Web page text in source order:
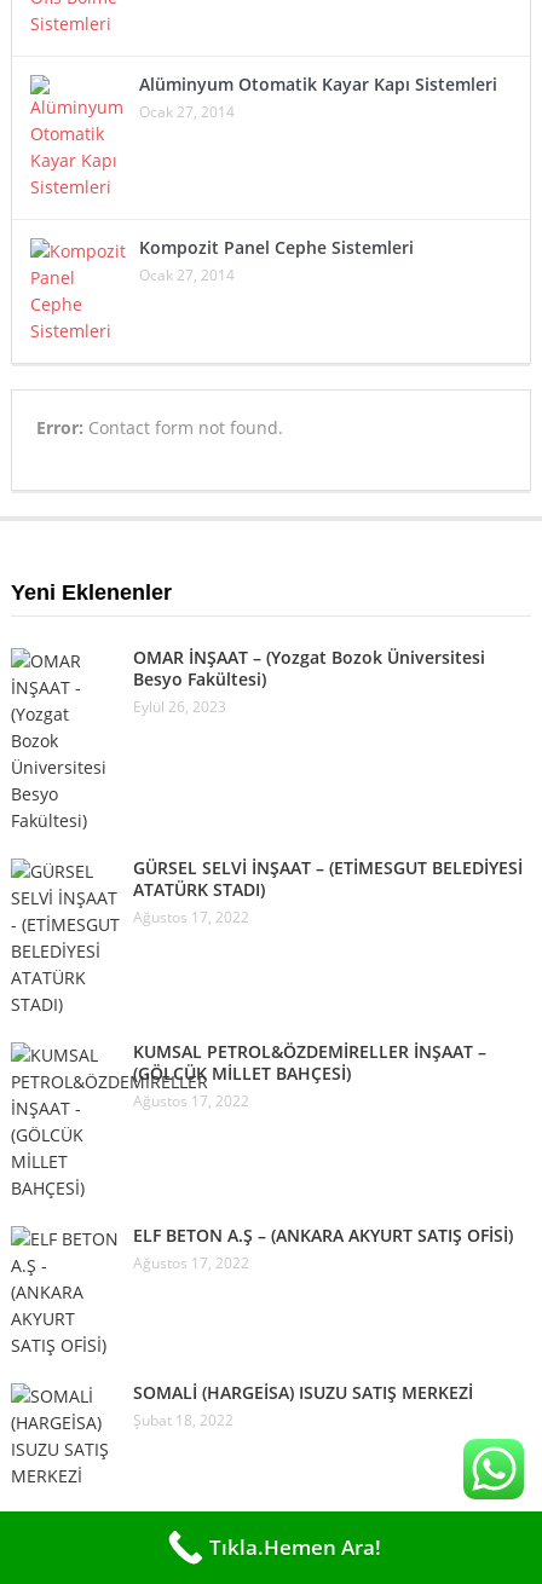
Alüminyum Otomatik Kayar Kapı Sistemleri
Ocak 27, 2014
Kompozit Panel Cephe Sistemleri
Ocak 27, 2014
Error: Contact form not found.
Yeni Eklenenler
OMAR İNŞAAT – (Yozgat Bozok Üniversitesi
Besyo Fakültesi)
Eylül 26, 2023
GÜRSEL SELVİ İNŞAAT – (ETİMESGUT BELEDİYESİ
ATATÜRK STADI)
Ağustos 17, 2022
KUMSAL PETROL&ÖZDEMİRELLER İNŞAAT –
(GÖLCÜK MİLLET BAHÇESİ)
Ağustos 17, 2022
ELF BETON A.Ş – (ANKARA AKYURT SATIŞ OFİSİ)
Ağustos 17, 2022
SOMALİ (HARGEİSA) ISUZU SATIŞ MERKEZİ
Şubat 18, 2022
Tıkla.Hemen Ara!